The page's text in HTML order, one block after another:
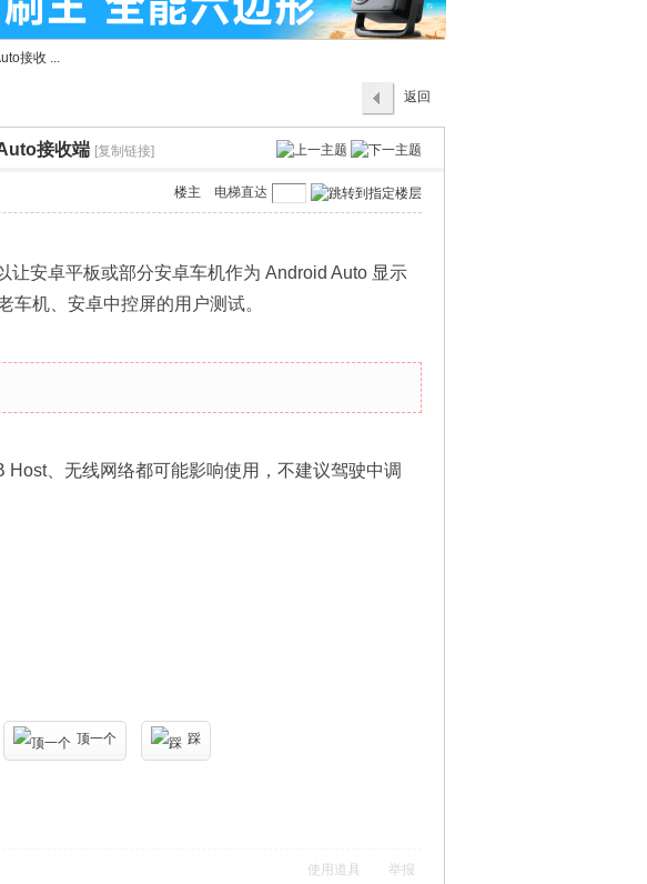
接收 ...
返回
列表
接收端 [复制链接]
电梯直达
楼主
安卓平板或部分安卓车机作为 Android Auto 显示
机、安卓中控屏的用户测试。
、无线网络都可能影响使用，不建议驾驶中调
顶一个 踩
使用道具 举报